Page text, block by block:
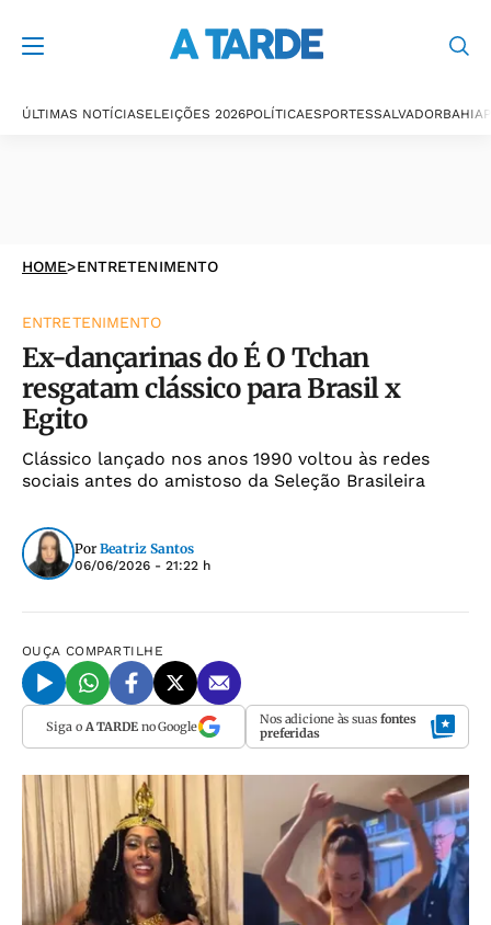
ÚLTIMAS NOTÍCIASELEIÇÕES 2026POLÍTICAESPORTESSALVADORBAHIA
HOME>ENTRETENIMENTO
ENTRETENIMENTO
Ex-dançarinas do É O Tchan
resgatam clássico para Brasil x
Egito
Clássico lançado nos anos 1990 voltou às redes
sociais antes do amistoso da Seleção Brasileira
Por Beatriz Santos
06/06/2026 - 21:22 h
OUÇA COMPARTILHE
Siga o A TARDEno Google Nos adicione às suas fontes
preferidas